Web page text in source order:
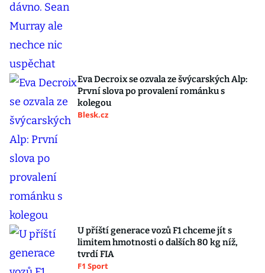
Eva Decroix se ozvala ze švýcarských Alp:
První slova po provalení románku s
kolegou
Blesk.cz
U příští generace vozů F1 chceme jít s
limitem hmotnosti o dalších 80 kg níž,
tvrdí FIA
F1 Sport